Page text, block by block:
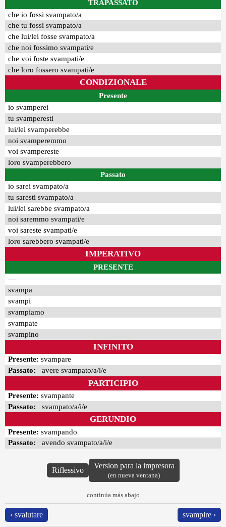
TRAPASSATO
che io fossi svampato/a
che tu fossi svampato/a
che lui/lei fosse svampato/a
che noi fossimo svampati/e
che voi foste svampati/e
che loro fossero svampati/e
CONDIZIONALE
Presente
io svamperei
tu svamperesti
lui/lei svamperebbe
noi svamperemmo
voi svampereste
loro svamperebbero
Passato
io sarei svampato/a
tu saresti svampato/a
lui/lei sarebbe svampato/a
noi saremmo svampati/e
voi sareste svampati/e
loro sarebbero svampati/e
IMPERATIVO
PRESENTE
—
svampa
svampi
svampiamo
svampate
svampino
INFINITO
Presente: svampare
Passato: avere svampato/a/i/e
PARTICIPIO
Presente: svampante
Passato: svampato/a/i/e
GERUNDIO
Presente: svampando
Passato: avendo svampato/a/i/e
Riflessivo
Version para la impresora
(en nueva ventana)
continúa más abajo
‹ svalutare svampire ›